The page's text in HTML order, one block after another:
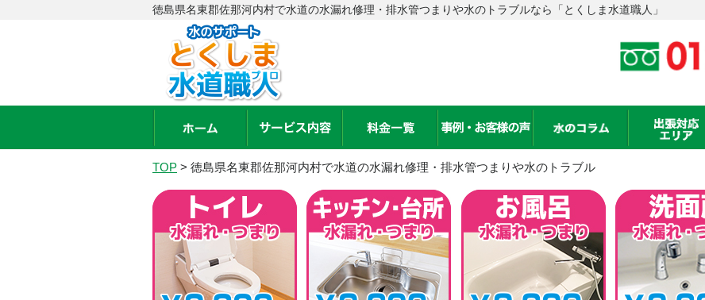
徳島県名東郡佐那河内村で水道の水漏れ修理・排水管つまりや水のトラブルなら「とくしま水道職人」
TOP > 徳島県名東郡佐那河内村で水道の水漏れ修理・排水管つまりや水のトラブル